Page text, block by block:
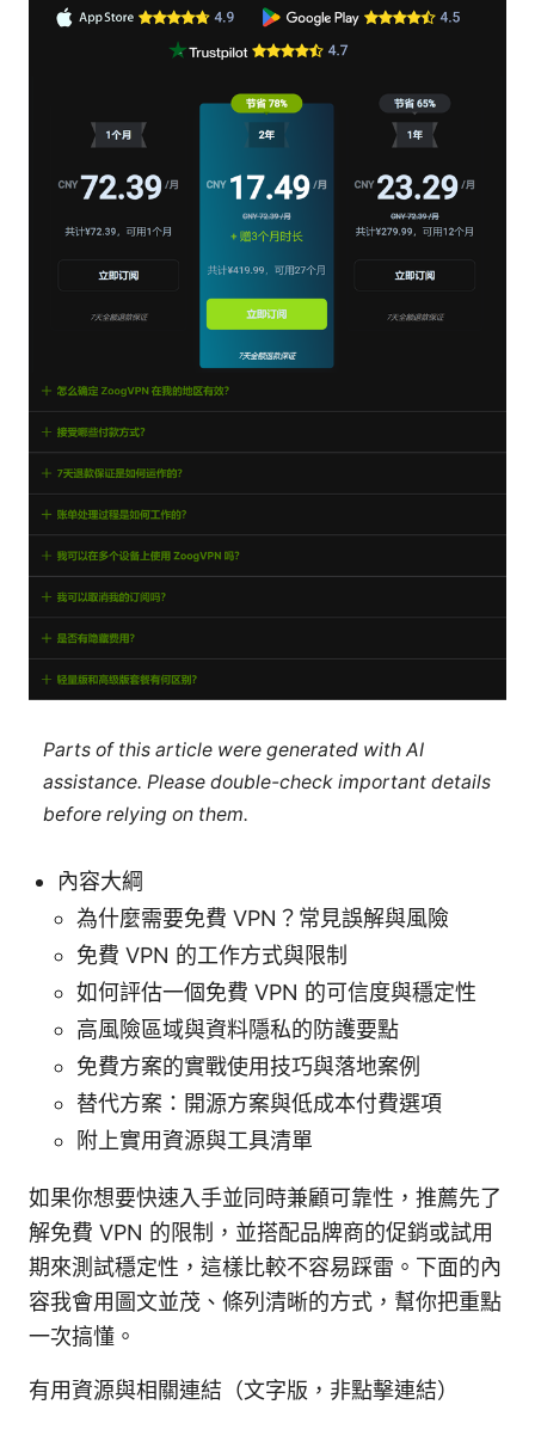
Parts of this article were generated with AI
assistance. Please double-check important details
before relying on them.
內容大綱
為什麼需要免費 VPN？常見誤解與風險
免費 VPN 的工作方式與限制
如何評估一個免費 VPN 的可信度與穩定性
高風險區域與資料隱私的防護要點
免費方案的實戰使用技巧與落地案例
替代方案：開源方案與低成本付費選項
附上實用資源與工具清單
如果你想要快速入手並同時兼顧可靠性，推薦先了
解免費 VPN 的限制，並搭配品牌商的促銷或試用
期來測試穩定性，這樣比較不容易踩雷。下面的內
容我會用圖文並茂、條列清晰的方式，幫你把重點
一次搞懂。
有用資源與相關連結（文字版，非點擊連結）